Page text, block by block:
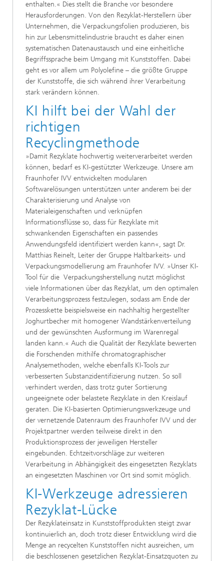
enthalten.« Dies stellt die Branche vor besondere
Herausforderungen. Von den Rezyklat-Herstellern über
Unternehmen, die Verpackungsfolien produzieren, bis
hin zur Lebensmittelindustrie braucht es daher einen
systematischen Datenaustausch und eine einheitliche
Begriffssprache beim Umgang mit Kunststoffen. Dabei
geht es vor allem um Polyolefine – die größte Gruppe
der Kunststoffe, die sich während ihrer Verarbeitung
stark verändern können.
KI hilft bei der Wahl der
richtigen
Recyclingmethode
»Damit Rezyklate hochwertig weiterverarbeitet werden
können, bedarf es KI-gestützter Werkzeuge. Unsere am
Fraunhofer IVV entwickelten modularen
Softwarelösungen unterstützen unter anderem bei der
Charakterisierung und Analyse von
Materialeigenschaften und verknüpfen
Informationsflüsse so, dass für Rezyklate mit
schwankenden Eigenschaften ein passendes
Anwendungsfeld identifiziert werden kann«, sagt Dr.
Matthias Reinelt, Leiter der Gruppe Haltbarkeits- und
Verpackungsmodellierung am Fraunhofer IVV. »Unser KI-
Tool für die Verpackungsherstellung nutzt möglichst
viele Informationen über das Rezyklat, um den optimalen
Verarbeitungsprozess festzulegen, sodass am Ende der
Prozesskette beispielsweise ein nachhaltig hergestellter
Joghurtbecher mit homogener Wandstärkenverteilung
und der gewünschten Ausformung im Warenregal
landen kann.« Auch die Qualität der Rezyklate bewerten
die Forschenden mithilfe chromatographischer
Analysemethoden, welche ebenfalls KI-Tools zur
verbesserten Substanzidentifizierung nutzen. So soll
verhindert werden, dass trotz guter Sortierung
ungeeignete oder belastete Rezyklate in den Kreislauf
geraten. Die KI-basierten Optimierungswerkzeuge und
der vernetzende Datenraum des Fraunhofer IVV und der
Projektpartner werden teilweise direkt in den
Produktionsprozess der jeweiligen Hersteller
eingebunden. Echtzeitvorschläge zur weiteren
Verarbeitung in Abhängigkeit des eingesetzten Rezyklats
an eingesetzten Maschinen vor Ort sind somit möglich.
KI-Werkzeuge adressieren
Rezyklat-Lücke
Der Rezyklateinsatz in Kunststoffprodukten steigt zwar
kontinuierlich an, doch trotz dieser Entwicklung wird die
Menge an recycelten Kunststoffen nicht ausreichen, um
die beschlossenen gesetzlichen Rezyklat-Einsatzquoten zu